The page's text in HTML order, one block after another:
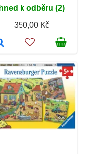
Ihned k odběru (2)
350,00 Kč